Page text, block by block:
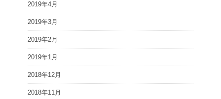
2019年4月
2019年3月
2019年2月
2019年1月
2018年12月
2018年11月